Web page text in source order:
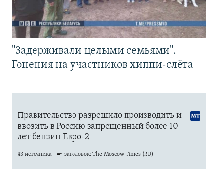
"Задерживали целыми семьями".
Гонения на участников хиппи-слёта